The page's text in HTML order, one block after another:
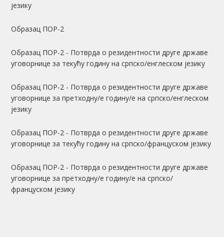
језику
Образац ПОР-2
Образац ПОР-2 - Потврда о резидентности друге државе
уговорнице за текућу годину на српско/енглеском језику
Образац ПОР-2 - Потврда о резидентности друге државе
уговорнице за претходну/е годину/е на српско/енглеском
језику
Образац ПОР-2 - Потврда о резидентности друге државе
уговорнице за текућу годину на српско/француском језику
Образац ПОР-2 - Потврда о резидентности друге државе
уговорнице за претходну/е годину/е на српско/
француском језику